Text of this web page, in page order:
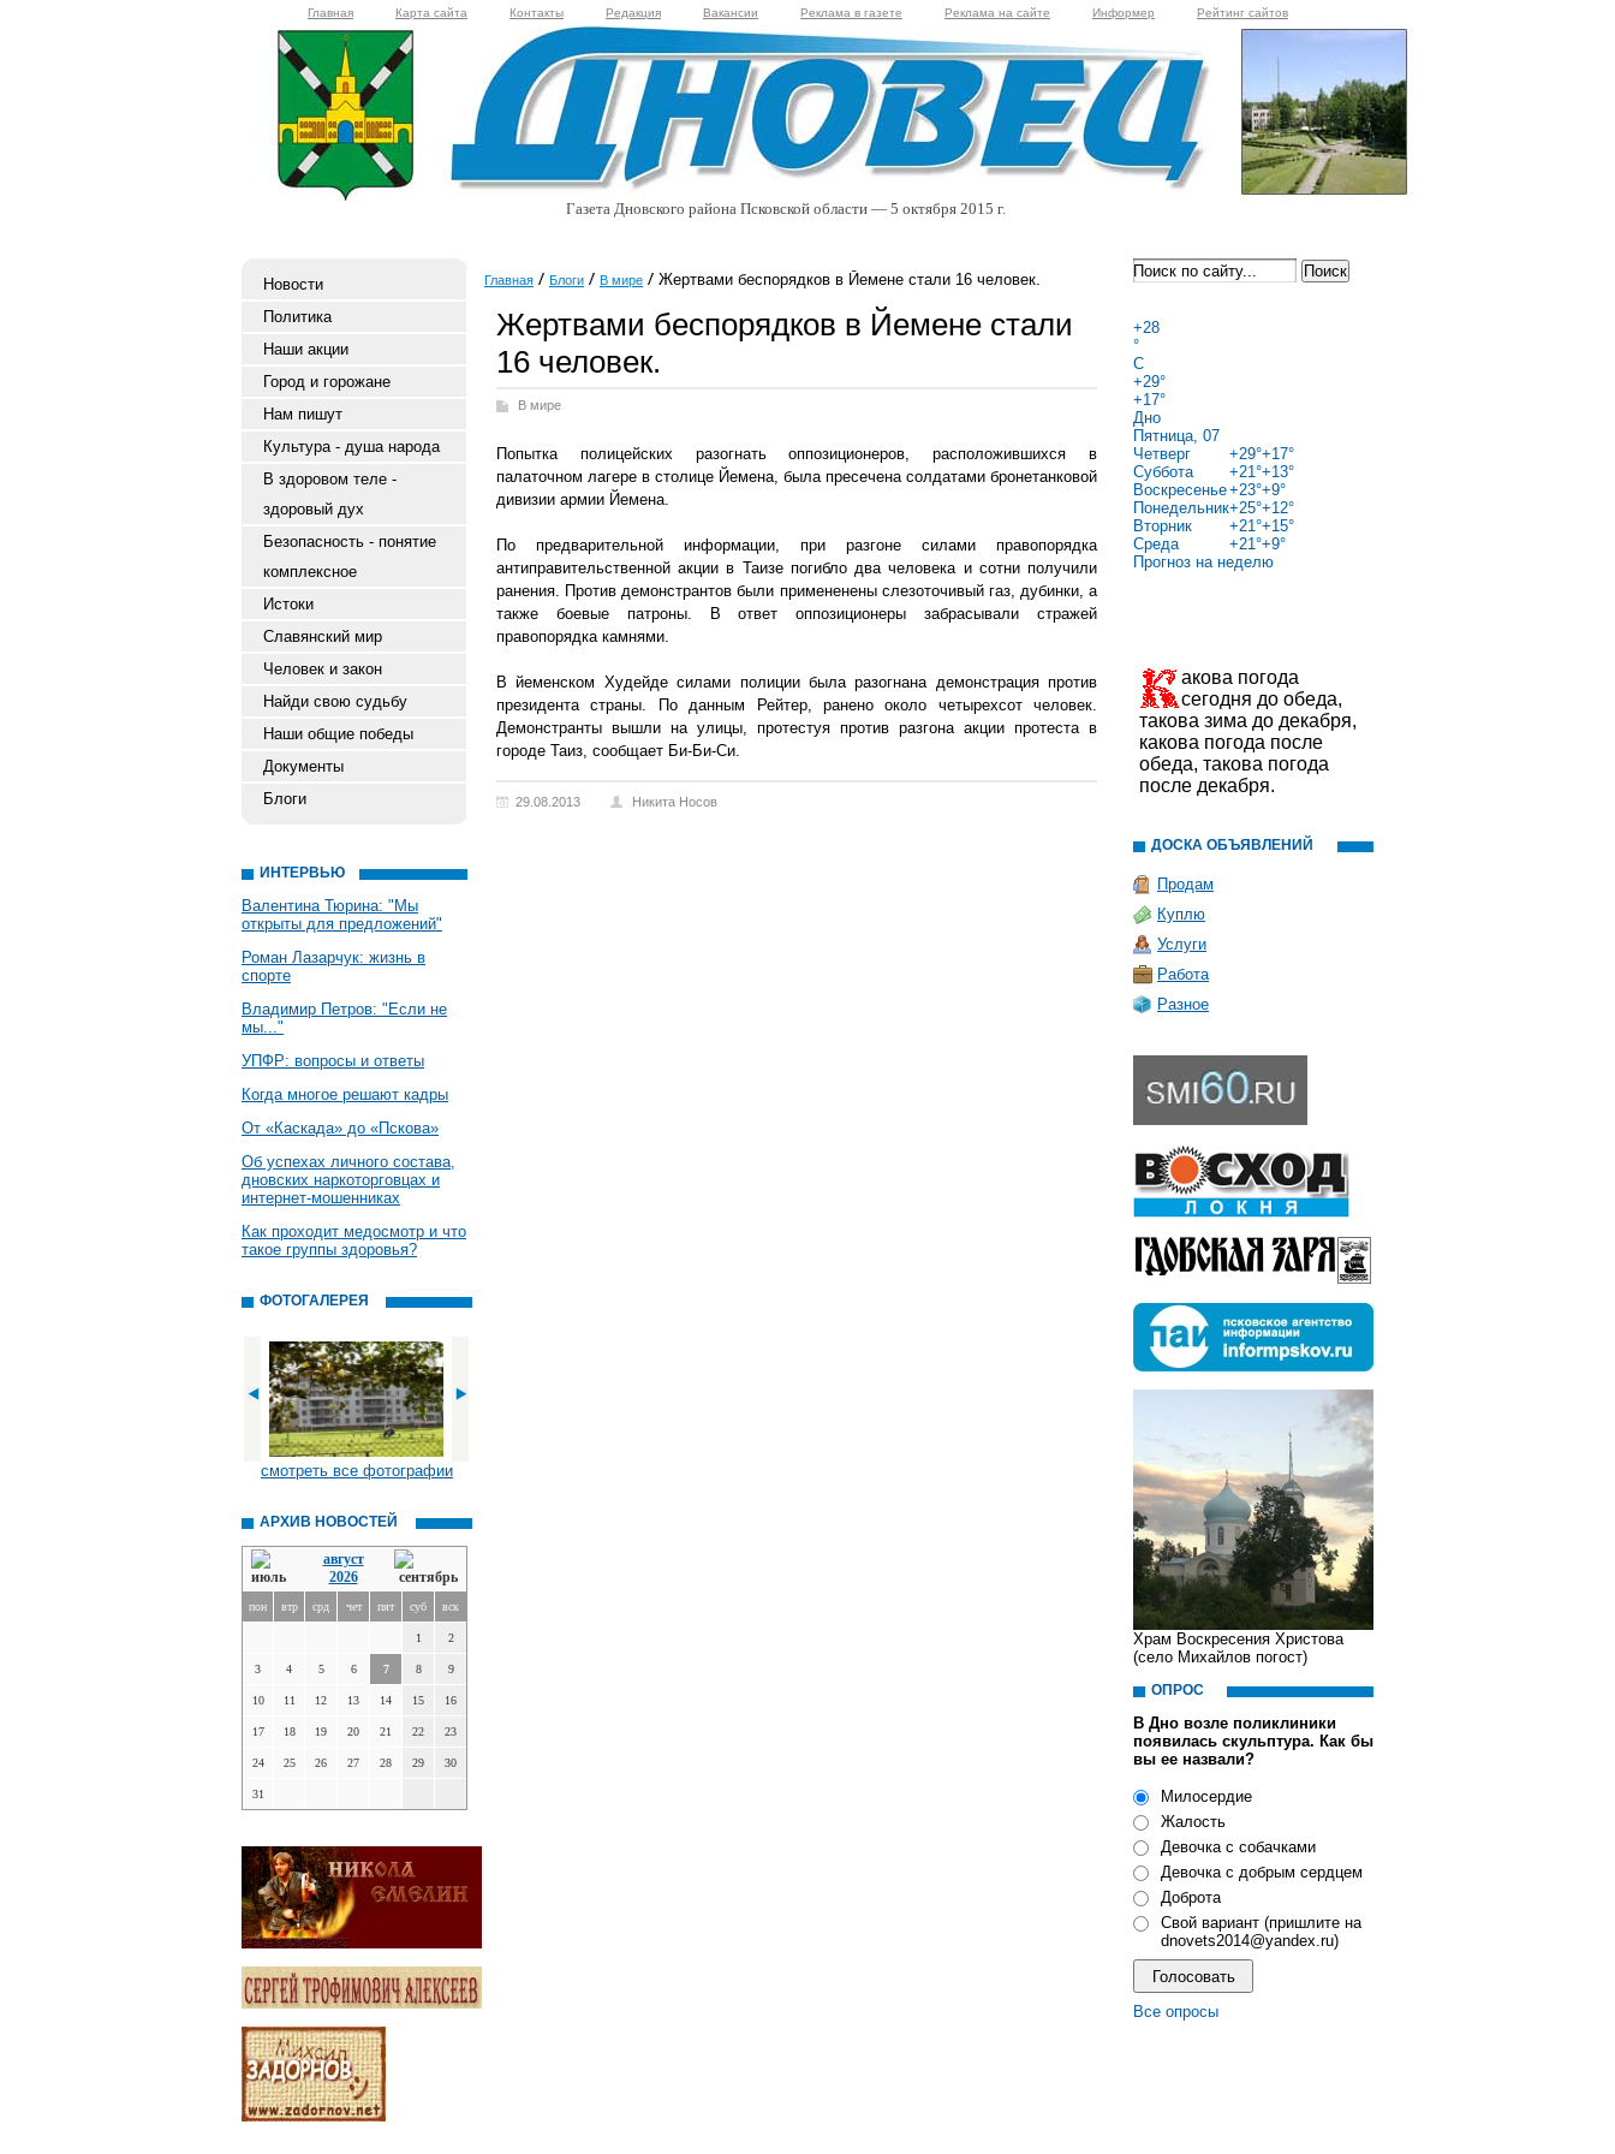
Главная Карта сайта Контакты Редакция Вакансии Реклама в газете Реклама на сайте Информер Рейтинг сайтов
Газета Дновского района Псковской области — 5 октября 2015 г.
Новости
Политика
Наши акции
Город и горожане
Нам пишут
Культура - душа народа
В здоровом теле -
здоровый дух
Безопасность - понятие
комплексное
Истоки
Славянский мир
Человек и закон
Найди свою судьбу
Наши общие победы
Документы
Блоги
ИНТЕРВЬЮ
Валентина Тюрина: "Мы
открыты для предложений"
Роман Лазарчук: жизнь в
спорте
Владимир Петров: "Если не
мы..."
УПФР: вопросы и ответы
Когда многое решают кадры
От «Каскада» до «Пскова»
Об успехах личного состава,
дновских наркоторговцах и
интернет-мошенниках
Как проходит медосмотр и что
такое группы здоровья?
ФОТОГАЛЕРЕЯ
смотреть все фотографии
АРХИВ НОВОСТЕЙ
август
2026
пон втр срд чет пят суб вск
1 2
3 4 5 6 7 8 9
10 11 12 13 14 15 16
17 18 19 20 21 22 23
24 25 26 27 28 29 30
31
Главная Блоги В мире Жертвами беспорядков в Йемене стали 16 человек.
Жертвами беспорядков в Йемене стали
16 человек.
В мире
Попытка полицейских разогнать оппозиционеров, расположившихся в
палаточном лагере в столице Йемена, была пресечена солдатами бронетанковой
дивизии армии Йемена.
По предварительной информации, при разгоне силами правопорядка
антиправительственной акции в Таизе погибло два человека и сотни получили
ранения. Против демонстрантов были примененены слезоточивый газ, дубинки, а
также боевые патроны. В ответ оппозиционеры забрасывали стражей
правопорядка камнями.
В йеменском Худейде силами полиции была разогнана демонстрация против
президента страны. По данным Рейтер, ранено около четырехсот человек.
Демонстранты вышли на улицы, протестуя против разгона акции протеста в
городе Таиз, сообщает Би-Би-Си.
29.08.2013 Никита Носов
+28
°
C
+29°
+17°
Дно
Пятница, 07
Четверг
+29°+17°
Суббота
+21°+13°
Воскресенье+23°+9°
Понедельник+25°+12°
Вторник
+21°+15°
Среда
+21°+9°
Прогноз на неделю
акова погода
сегодня до обеда,
такова зима до декабря,
какова погода после
обеда, такова погода
после декабря.
ДОСКА ОБЪЯВЛЕНИЙ
Продам
Куплю
Услуги
Работа
Разное
Храм Воскресения Христова
(село Михайлов погост)
ОПРОС
В Дно возле поликлиники
появилась скульптура. Как бы
вы ее назвали?
Милосердие
Жалость
Девочка с собачками
Девочка с добрым сердцем
Доброта
Свой вариант (пришлите на
dnovets2014@yandex.ru)
Все опросы